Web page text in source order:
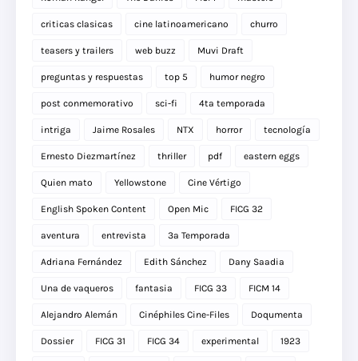
criticas clasicas cine latinoamericano churro
teasers y trailers web buzz Muvi Draft
preguntas y respuestas top 5 humor negro
post conmemorativo sci-fi 4ta temporada
intriga Jaime Rosales NTX horror tecnología
Ernesto Diezmartínez thriller pdf eastern eggs
Quien mato Yellowstone Cine Vértigo
English Spoken Content Open Mic FICG 32
aventura entrevista 3a Temporada
Adriana Fernández Edith Sánchez Dany Saadia
Una de vaqueros fantasia FICG 33 FICM 14
Alejandro Alemán Cinéphiles Cine-Files Doqumenta
Dossier FICG 31 FICG 34 experimental 1923